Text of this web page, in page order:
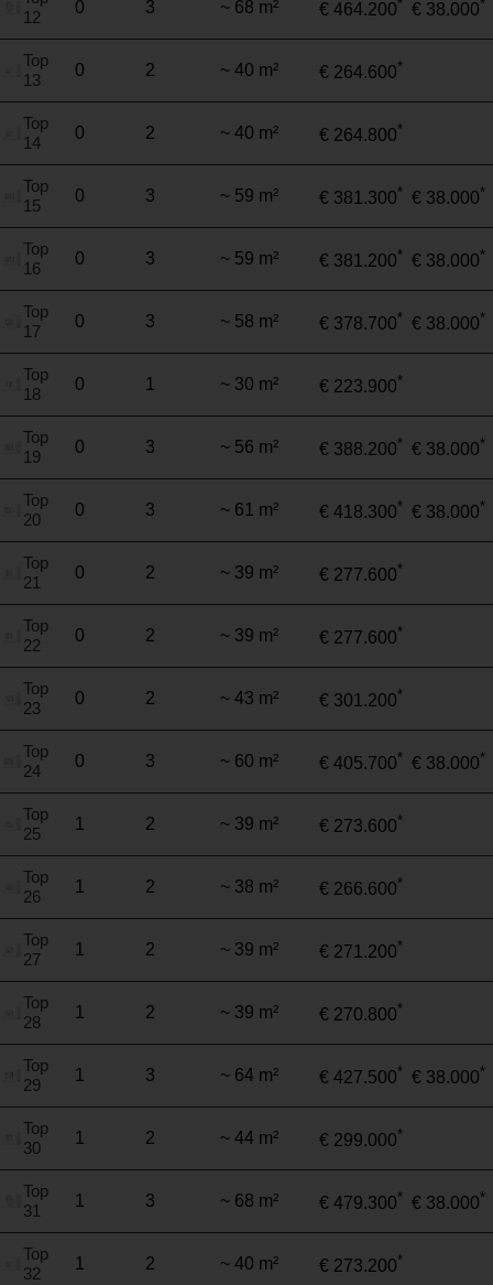
12
0 3 ~ 68 m² € 464.200* € 38.000*
Top
13
0 2 ~ 40 m² € 264.600*
Top
14
0 2 ~ 40 m² € 264.800*
Top
15
0 3 ~ 59 m² € 381.300* € 38.000*
Top
16
0 3 ~ 59 m² € 381.200* € 38.000*
Top
17
0 3 ~ 58 m² € 378.700* € 38.000*
Top
18
0 1 ~ 30 m² € 223.900*
Top
19
0 3 ~ 56 m² € 388.200* € 38.000*
Top
20
0 3 ~ 61 m² € 418.300* € 38.000*
Top
21
0 2 ~ 39 m² € 277.600*
Top
22
0 2 ~ 39 m² € 277.600*
Top
23
0 2 ~ 43 m² € 301.200*
Top
24
0 3 ~ 60 m² € 405.700* € 38.000*
Top
25
1 2 ~ 39 m² € 273.600*
Top
26
1 2 ~ 38 m² € 266.600*
Top
27
1 2 ~ 39 m² € 271.200*
Top
28
1 2 ~ 39 m² € 270.800*
Top
29
1 3 ~ 64 m² € 427.500* € 38.000*
Top
30
1 2 ~ 44 m² € 299.000*
Top
31
1 3 ~ 68 m² € 479.300* € 38.000*
Top
32
1 2 ~ 40 m² € 273.200*